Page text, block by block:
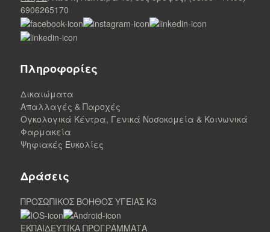
6906265170
Πληροφορίες
Δικαιώματα
Απαλλαγές & Παροχές
Ογκολογικά Κέντρα, Γενικά Νοσοκομεία & Κοινωνικά
Φαρμακεία
Ψηφιακές Ευκολίες
Δράσεις
ΠΡΟΣΩΠΙΚΟΣ ΒΟΗΘΟΣ ΥΓΕΙΑΣ K3
ΕΚΠΑΙΔΕΥΤΙΚΑ ΠΡΟΓΡΑΜΜΑΤΑ